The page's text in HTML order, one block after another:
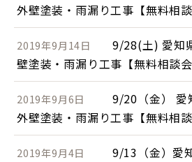
外壁塗装・雨漏り工事【無料相談
2019年9月14日
9/28(土) 愛知
壁塗装・雨漏り工事【無料相談会
2019年9月6日
9/20（金） 愛
外壁塗装・雨漏り工事【無料相談
2019年9月4日
9/13（金）愛